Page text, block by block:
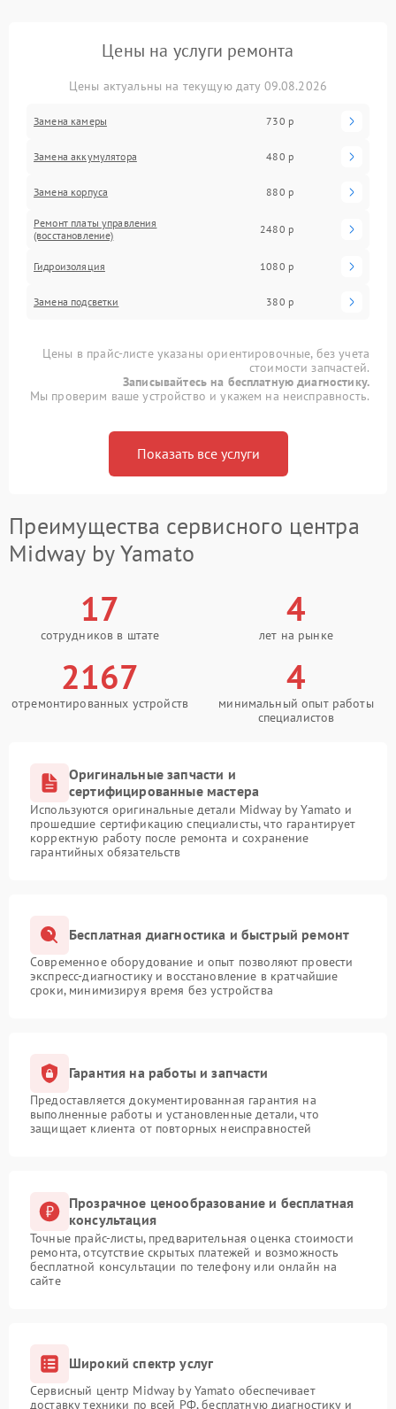
Цены на услуги ремонта
Цены актуальны на текущую дату 09.08.2026
Замена камеры 730 р
Замена аккумулятора 480 р
Замена корпуса 880 р
Ремонт платы управления
(восстановление)
2480 р
Гидроизоляция 1080 р
Замена подсветки 380 р
Цены в прайс-листе указаны ориентировочные, без учета
стоимости запчастей.
Записывайтесь на бесплатную диагностику.
Мы проверим ваше устройство и укажем на неисправность.
Показать все услуги
Преимущества сервисного центра
Midway by Yamato
17
сотрудников в штате
4
лет на рынке
2167
отремонтированных устройств
4
минимальный опыт работы
специалистов
Оригинальные запчасти и
сертифицированные мастера
Используются оригинальные детали Midway by Yamato и
прошедшие сертификацию специалисты, что гарантирует
корректную работу после ремонта и сохранение
гарантийных обязательств
Бесплатная диагностика и быстрый ремонт
Современное оборудование и опыт позволяют провести
экспресс-диагностику и восстановление в кратчайшие
сроки, минимизируя время без устройства
Гарантия на работы и запчасти
Предоставляется документированная гарантия на
выполненные работы и установленные детали, что
защищает клиента от повторных неисправностей
Прозрачное ценообразование и бесплатная
консультация
Точные прайс-листы, предварительная оценка стоимости
ремонта, отсутствие скрытых платежей и возможность
бесплатной консультации по телефону или онлайн на
сайте
Широкий спектр услуг
Сервисный центр Midway by Yamato обеспечивает
доставку техники по всей РФ, бесплатную диагностику и